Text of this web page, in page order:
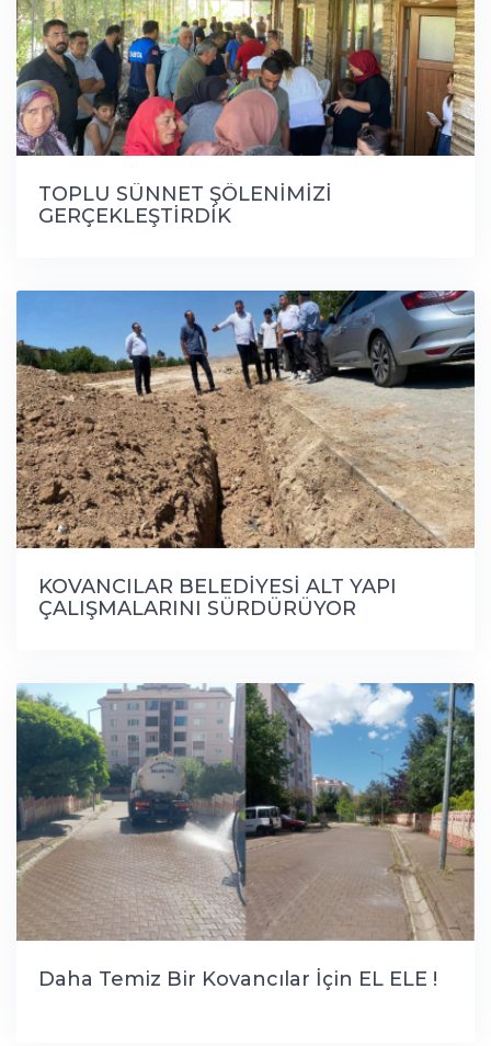
TOPLU SÜNNET ŞÖLENİMİZİ
GERÇEKLEŞTİRDİK
KOVANCILAR BELEDİYESİ ALT YAPI
ÇALIŞMALARINI SÜRDÜRÜYOR
Daha Temiz Bir Kovancılar İçin EL ELE !